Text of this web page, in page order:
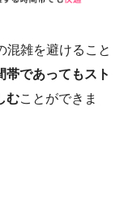
混雑を避けること
帯であってもスト
むことができま